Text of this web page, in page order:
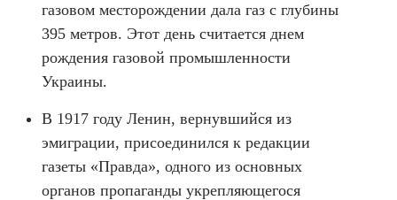
газовом месторождении дала газ с глубины
395 метров. Этот день считается днем ​​
рождения газовой промышленности
Украины.
В 1917 году Ленин, вернувшийся из
эмиграции, присоединился к редакции
газеты «Правда», одного из основных
органов пропаганды укрепляющегося